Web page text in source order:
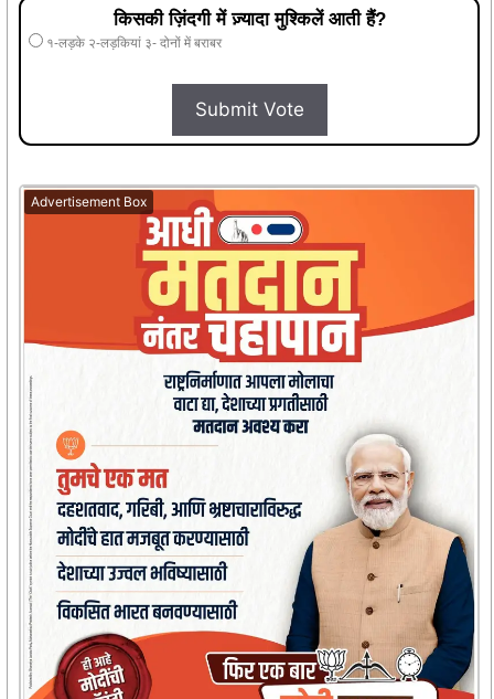
किसकी ज़िंदगी में ज़्यादा मुश्किलें आती हैं?
१-लड़के २-लड़कियां ३- दोनों में बराबर
Submit Vote
Advertisement Box